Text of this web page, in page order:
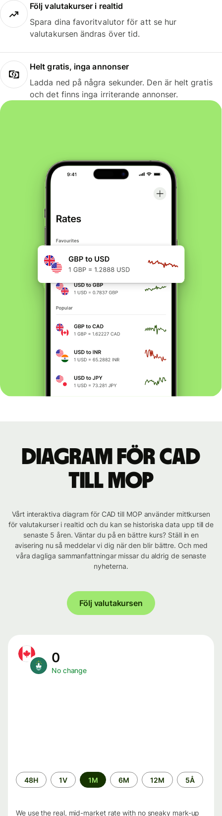
Följ valutakurser i realtid
Spara dina favoritvalutor för att se hur
valutakursen ändras över tid.
Helt gratis, inga annonser
Ladda ned på några sekunder. Den är helt gratis
och det finns inga irriterande annonser.
Diagram för CAD
till MOP
Vårt interaktiva diagram för CAD till MOP använder mittkursen
för valutakurser i realtid och du kan se historiska data upp till de
senaste 5 åren. Väntar du på en bättre kurs? Ställ in en
avisering nu så meddelar vi dig när den blir bättre. Och med
våra dagliga sammanfattningar missar du aldrig de senaste
nyheterna.
Följ valutakursen
0
No change
Time
period
48H 1V 1M 6M 12M 5Å
We use the real, mid-market rate with no sneaky mark-up